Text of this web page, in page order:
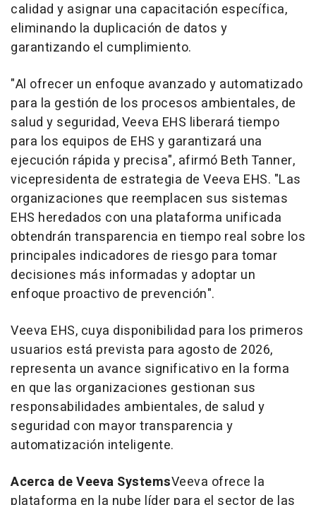
calidad y asignar una capacitación específica,
eliminando la duplicación de datos y
garantizando el cumplimiento.
"Al ofrecer un enfoque avanzado y automatizado
para la gestión de los procesos ambientales, de
salud y seguridad, Veeva EHS liberará tiempo
para los equipos de EHS y garantizará una
ejecución rápida y precisa", afirmó Beth Tanner,
vicepresidenta de estrategia de Veeva EHS. "Las
organizaciones que reemplacen sus sistemas
EHS heredados con una plataforma unificada
obtendrán transparencia en tiempo real sobre los
principales indicadores de riesgo para tomar
decisiones más informadas y adoptar un
enfoque proactivo de prevención".
Veeva EHS, cuya disponibilidad para los primeros
usuarios está prevista para agosto de 2026,
representa un avance significativo en la forma
en que las organizaciones gestionan sus
responsabilidades ambientales, de salud y
seguridad con mayor transparencia y
automatización inteligente.
Acerca de Veeva SystemsVeeva ofrece la
plataforma en la nube líder para el sector de las